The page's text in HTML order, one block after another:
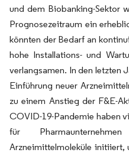
und dem Biobanking-Sektor
Prognosezeitraum ein
könnten der Bedarf an
hohe Installations- und
verlangsamen. In den letzten
Einführung neuer
zu einem Anstieg der F&E-
COVID-19-Pandemie haben
für
Arzneimittelmoleküle initiiert,